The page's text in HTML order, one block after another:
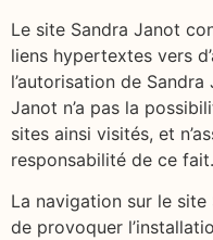
Le site Sandra Janot
liens hypertextes vers
l’autorisation de
Janot n’a pas la
sites ainsi visités, et
responsabilité de ce fait.
La navigation sur le
de provoquer